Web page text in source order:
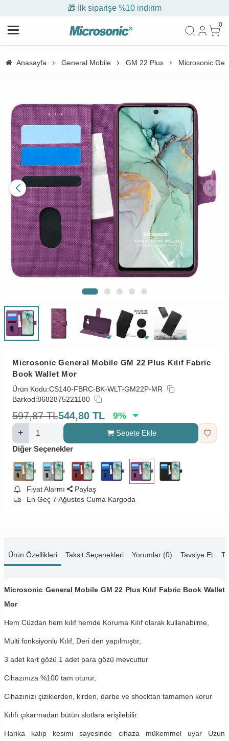
🎁 İlk siparişe %10 indirim
0
Anasayfa General Mobile GM 22 Plus Microsonic
Microsonic General Mobile GM 22 Plus Kılıf Fabric
Book Wallet Mor
Ürün Kodu:CS140-FBRC-BK-WLT-GM22P-MR
Barkod:8682875221180
597,87 TL544,80 TL 9%
Sepete Ekle
Diğer Seçenekler
Fiyat Alarmı
Paylaş
En Geç 7 Ağustos Cuma Kargoda
Ürün Özellikleri Taksit Seçenekleri Yorumlar (0) Tavsiye Et
Microsonic General Mobile GM 22 Plus Kılıf Fabric Book Wallet
Mor
Hem Cüzdan hem kılıf hemde Koruma Kılıf olarak kullanabilme,
Multi fonksiyonlu Kılıf, Deri den yapılmıştır,
3 adet kart gözü 1 adet para gözü mevcuttur
Cihazınıza %100 tam oturur,
Cihazınızı çiziklerden, kirden, darbe ve shocktan tamamen korur
Kılıfı çıkarmadan bütün slotlara erişilebilir.
Harika kalıp kesimi sayesinde cihaza mükemmel uyar Uzun